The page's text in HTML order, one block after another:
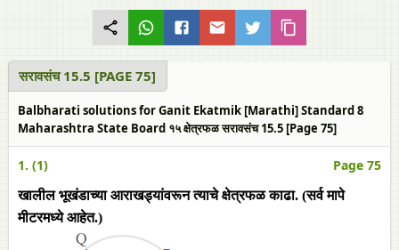
सरावसंच 15.5 [PAGE 75]
Balbharati solutions for Ganit Ekatmik [Marathi] Standard 8
Maharashtra State Board १५ क्षेत्रफळ सरावसंच 15.5 [Page 75]
1. (1) Page 75
खालील भूखंडाच्या आराखड्यांवरून त्याचे क्षेत्रफळ काढा. (सर्व मापे
मीटरमध्ये आहेत.)